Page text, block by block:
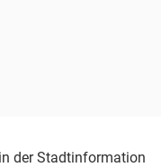
der Stadtinformation